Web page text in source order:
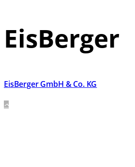
EisBerger
EisBerger GmbH & Co. KG